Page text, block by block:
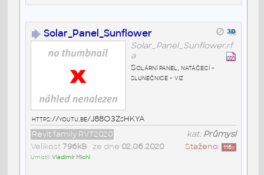
Solar_Panel_Sunflower
Solar_Panel_Sunflower.rf
a
Solární panel, natáčecí -
slunečnice - viz
https://youtu.be/J88O3ZsHKYA
kat:Průmysl
Revit family RVT2020
Staženo: 116x
Velikost 796kB• ze dne 02.06.2020
Umístil:Vladimír Michl